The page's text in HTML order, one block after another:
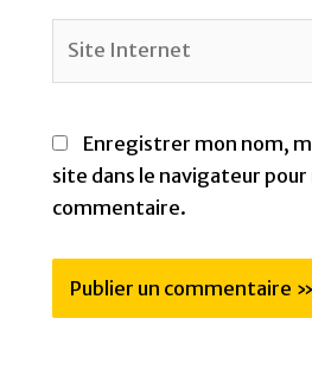
Enregistrer mon nom,
site dans le navigateur
commentaire.